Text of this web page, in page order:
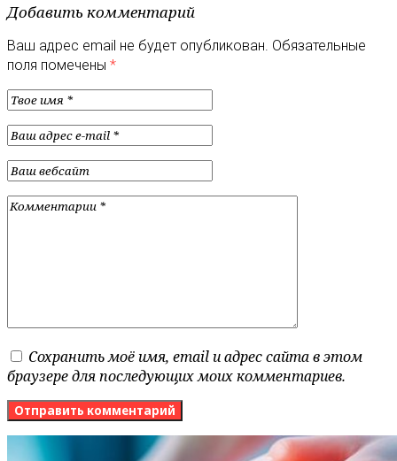
Добавить комментарий
Ваш адрес email не будет опубликован. Обязательные
поля помечены *
Сохранить моё имя, email и адрес сайта в этом
браузере для последующих моих комментариев.